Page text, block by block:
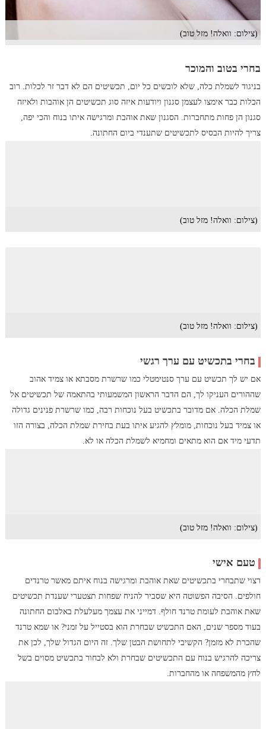
(צילום: וואלה! מזל טוב)
בחרי בטוב והמוכר
בניגוד לשמלת כלה, שלא לובשים כל יום, תכשיטים הם לא דבר זר לכלות. רוב
הכלות כבר אימצו לעצמן סגנון ויודעות איזה סוג תכשיטים הן אוהבות ולאיזה
סגנון הן פחות מתחברות. הסגנון שאת אוהבת ומרגישה איתו בנוח והכי יפה,
צריך להיות הבסיס לתכשיטים שתענדי ביום החתונה.
(צילום: וואלה! מזל טוב)
(צילום: וואלה! מזל טוב)
בחרי בתכשיט עם ערך רגשי
אם יש לך תכשיט עם ערך סנטימטלי כמו שרשרת מסבתא או צמיד אהוב
שההורים העניקו לך, הם הדבר הראשון המשמעותי בהתאמה של תכשיטים אל
שמלת הכלה. אם מדובר בתכשיט בעל נוכחות רבה, כמו שרשרת פנינים גדולה
או צמיד בעל נוכחות, מומלץ להגיע איתו בעת בחירת שמלת הכלה, בצורה הזו
תדעי מיד אם הוא מתאים ומחמיא לשמלת הכלה או לא.
(צילום: וואלה! מזל טוב)
טעם אישי
רצוי שתבחרי בתכשיטים שאת אוהבת ומרגישה בנוח איתם מאשר טרנדים
חולפים. הסיבה הפשוטה היא שסביר להניח שפחות תצטערי שענדת תכשיטים
שאת אוהבת לעומת טרנד חולף. דמייני את עצמך מעלעלת באלבום החתונה
בעוד מספר שנים, האם התכשיט שבחרת הוא בסטייל על זמני? או שמא טרנד
שהכרת לא מזמן? הקשיבי לתחושת הבטן שלך. זה היום הגדול שלך, לכן את
צריכה להרגיש בנוח עם התכשיטים שבחרת ולא לבחור בתכשיט מסוים בשל
לחץ מהמשפחה או מהחברות.